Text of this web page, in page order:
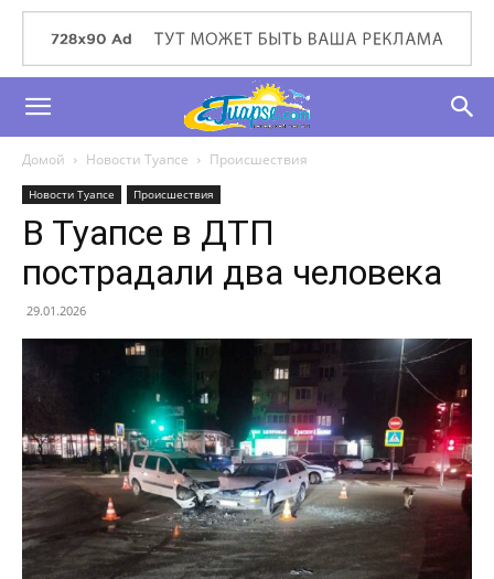
Домой Новости Туапсе Происшествия
Новости Туапсе Происшествия
В Туапсе в ДТП
пострадали два человека
29.01.2026